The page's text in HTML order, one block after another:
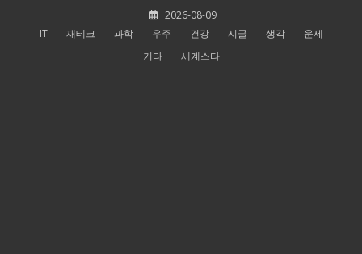
2026-08-09
IT
재테크 과학 우주 건강 시골 생각
운세
기타
세계스타